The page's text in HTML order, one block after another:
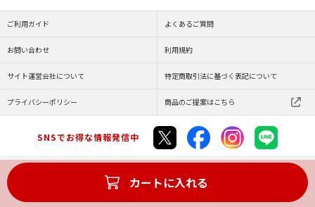
カートに入れる
ご利用ガイド よくあるご質問
お問い合わせ 利用規約
サイト運営会社について 特定商取引法に基づく表記について
プライバシーポリシー 商品のご提案はこちら
SNSでお得な情報発信中